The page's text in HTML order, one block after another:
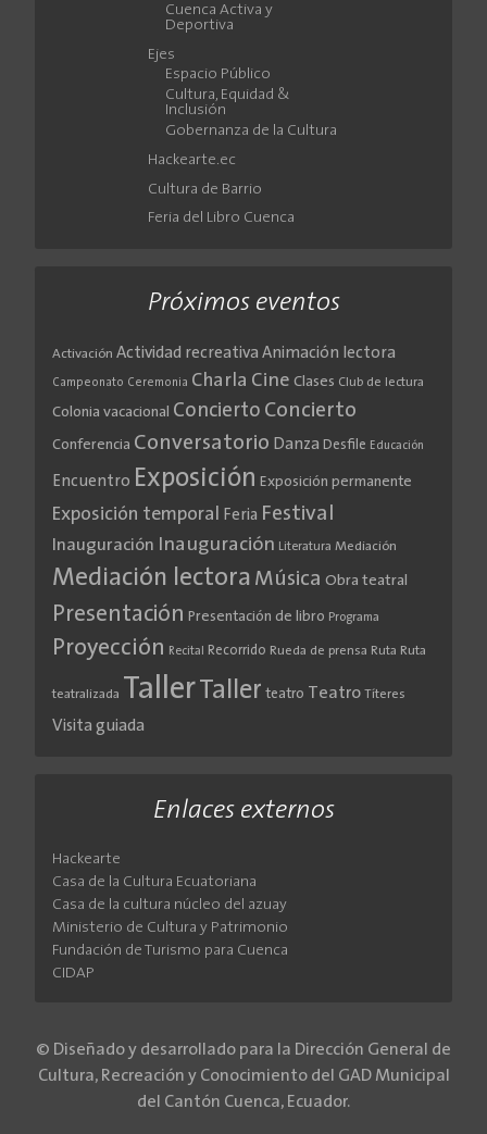
Cuenca Activa y
Deportiva
Ejes
Espacio Público
Cultura, Equidad &
Inclusión
Gobernanza de la Cultura
Hackearte.ec
Cultura de Barrio
Feria del Libro Cuenca
Próximos eventos
Activación Actividad recreativa Animación lectora
Campeonato Ceremonia Charla Cine Clases Club de lectura
Colonia vacacional Concierto Concierto
Conferencia Conversatorio Danza Desfile Educación
Encuentro Exposición Exposición permanente
Exposición temporal Feria Festival
Inauguración Inauguración Literatura Mediación
Mediación lectora Música Obra teatral
Presentación Presentación de libro Programa
Proyección Recital Recorrido Rueda de prensa Ruta Ruta
teatralizada TallerTaller teatro Teatro Títeres
Visita guiada
Enlaces externos
Hackearte
Casa de la Cultura Ecuatoriana
Casa de la cultura núcleo del azuay
Ministerio de Cultura y Patrimonio
Fundación de Turismo para Cuenca
CIDAP
© Diseñado y desarrollado para la Dirección General de
Cultura, Recreación y Conocimiento del GAD Municipal
del Cantón Cuenca, Ecuador.